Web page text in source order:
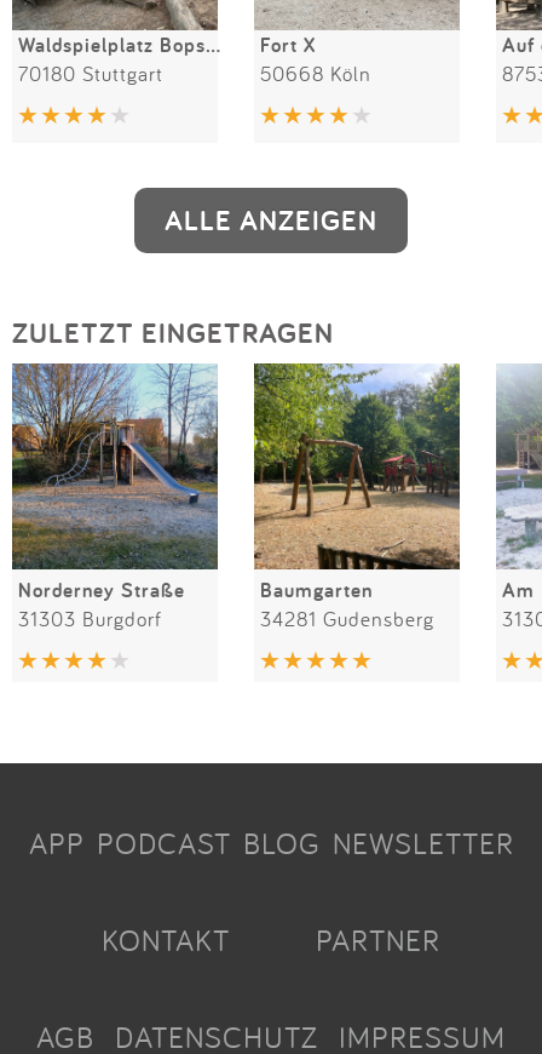
Waldspielplatz Bopserhütte
70180 Stuttgart
Fort X
50668 Köln
Auf
ALLE ANZEIGEN
ZULETZT EINGETRAGEN
Norderney Straße
31303 Burgdorf
Baumgarten
34281 Gudensberg
Am
APP PODCAST BLOG NEWSLETTER
KONTAKT PARTNER
AGB DATENSCHUTZ IMPRESSUM